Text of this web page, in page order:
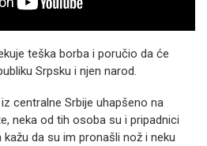
teška borba i poručio da će
Srpsku i njen narod.
centralne Srbije uhapšeno na
neka od tih osoba su i pripadnici
da su im pronašli nož i neku